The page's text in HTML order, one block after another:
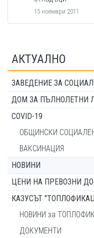
15 ноември 2011
АКТУАЛНО
ЗАВЕДЕНИЕ ЗА
ДОМ ЗА ПЪЛНОЛЕТНИ
COVID-19
ОБЩИНСКИ
ВАКСИНАЦИЯ
НОВИНИ
ЦЕНИ НА ПРЕВОЗНИ
КАЗУСЪТ
НОВИНИ за
ДОКУМЕНТИ